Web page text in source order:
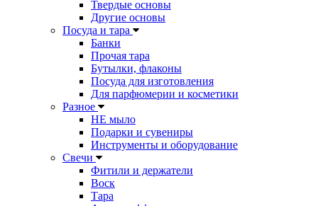
Твердые основы
Другие основы
Посуда и тара
Банки
Прочая тара
Бутылки, флаконы
Посуда для изготовления
Для парфюмерии и косметики
Разное
НЕ мыло
Подарки и сувениры
Инструменты и оборудование
Свечи
Фитили и держатели
Воск
Тара